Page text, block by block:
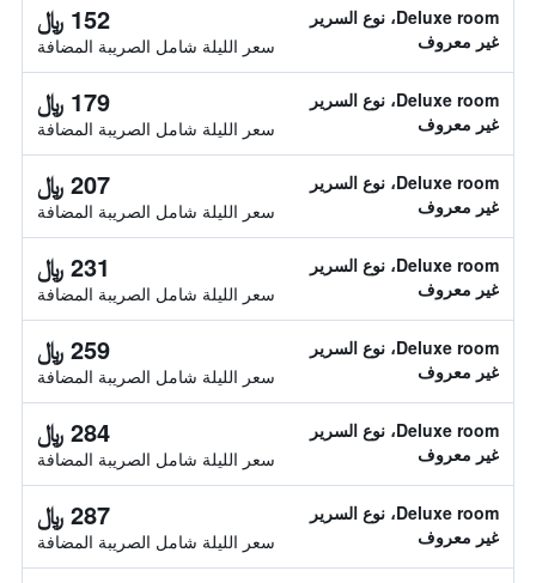
Deluxe room، نوع السرير
غير معروف
152 ﷼
سعر الليلة شامل الصريبة المضافة
Deluxe room، نوع السرير
غير معروف
179 ﷼
سعر الليلة شامل الصريبة المضافة
Deluxe room، نوع السرير
غير معروف
207 ﷼
سعر الليلة شامل الصريبة المضافة
Deluxe room، نوع السرير
غير معروف
231 ﷼
سعر الليلة شامل الصريبة المضافة
Deluxe room، نوع السرير
غير معروف
259 ﷼
سعر الليلة شامل الصريبة المضافة
Deluxe room، نوع السرير
غير معروف
284 ﷼
سعر الليلة شامل الصريبة المضافة
Deluxe room، نوع السرير
غير معروف
287 ﷼
سعر الليلة شامل الصريبة المضافة